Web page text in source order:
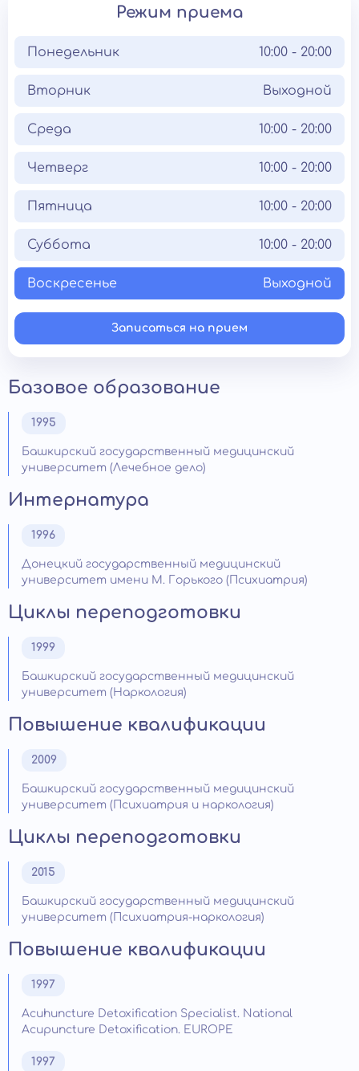
Режим приема
Понедельник 10:00 - 20:00
Вторник Выходной
Среда 10:00 - 20:00
Четверг 10:00 - 20:00
Пятница 10:00 - 20:00
Суббота 10:00 - 20:00
Воскресенье Выходной
Записаться на прием
Базовое образование
1995
Башкирский государственный медицинский
университет (Лечебное дело)
Интернатура
1996
Донецкий государственный медицинский
университет имени М. Горького (Психиатрия)
Циклы переподготовки
1999
Башкирский государственный медицинский
университет (Наркология)
Повышение квалификации
2009
Башкирский государственный медицинский
университет (Психиатрия и наркология)
Циклы переподготовки
2015
Башкирский государственный медицинский
университет (Психиатрия-наркология)
Повышение квалификации
1997
Acuhuncture Detoxification Specialist. National
Acupuncture Detoxification. EUROPE
1997